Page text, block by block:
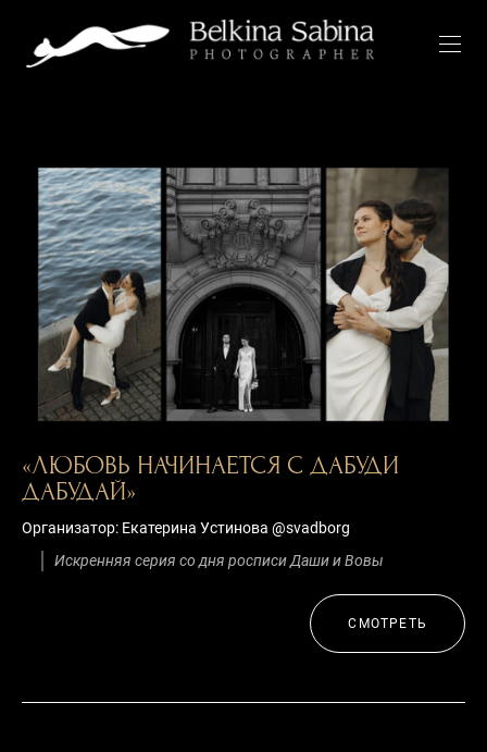
«ЛЮБОВЬ НАЧИНАЕТСЯ С ДАБУДИ
ДАБУДАЙ»
Организатор: Екатерина Устинова @svadborg
Искренняя серия со дня росписи Даши и Вовы
СМОТРЕТЬ